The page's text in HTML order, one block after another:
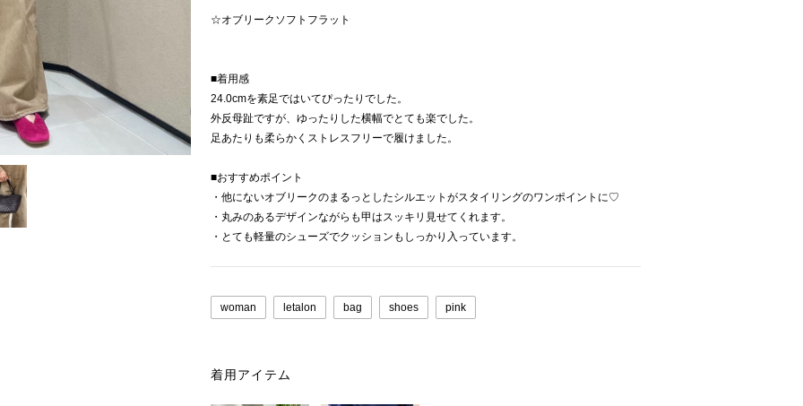
☆オブリークソフトフラット
■着用感
24.0cmを素足ではいてぴったりでした。
外反母趾ですが、ゆったりした横幅でとても楽でした。
足あたりも柔らかくストレスフリーで履けました。
■おすすめポイント
・他にないオブリークのまるっとしたシルエットがスタイリングのワンポイントに♡
・丸みのあるデザインながらも甲はスッキリ見せてくれます。
・とても軽量のシューズでクッションもしっかり入っています。
woman letalon bag shoes pink
着用アイテム